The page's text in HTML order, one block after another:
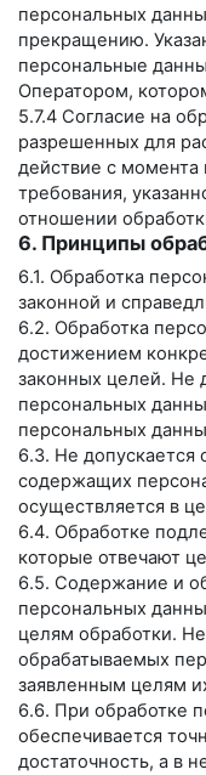
персональных
прекращению.
персональные
Оператором,
5.7.4 Согласие на
разрешенных для
действие с момента
требования,
отношении
6. Принципы
6.1. Обработка
законной и
6.2. Обработка
достижением
законных целей. Не
персональных
персональных
6.3. Не допускается
содержащих
осуществляется в
6.4. Обработке
которые отвечают
6.5. Содержание и
персональных
целям обработки.
обрабатываемых
заявленным целям
6.6. При обработке
обеспечивается
достаточность, а в